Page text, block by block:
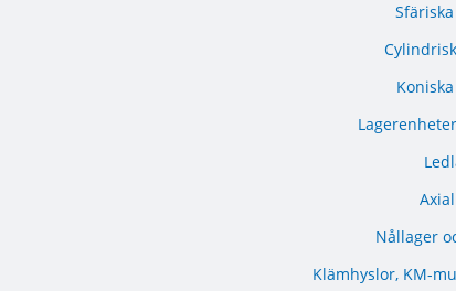
Nållager
Klämhyslor, KM-